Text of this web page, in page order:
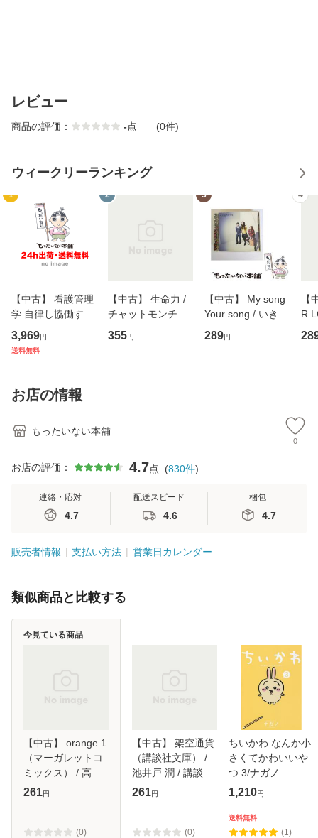
レビュー
商品の評価： -点 (0件)
ウィークリーランキング
1
【中古】 看護管理
学 自律し協働する
専門職の看護マネ
ジメントスキル 改
恵 藤本幸三 / 南江
堂 [単行
3,969円
送料無料
2
【中古】 生命力 /
チャットモンチー /
キューンレコード
[CD]【メール便送
355円
3
【中古】 My song
Your song / いきも
のがかり / [CD]
【メール便送料無
289円
4
【
R
産
お店の情報
もったいない本舗
0
お店の評価： 4.7点 (830件)
連絡・応対
4.7
配送スピード
4.6
梱包
4.7
販売者情報 支払い方法 営業日カレンダー
類似商品と比較する
【中古】 orange 1
（マーガレットコ
ミックス） / 高野
苺 / 集英社 [コミッ
261円
(0)
今見ている商品
【中古】 架空通貨
（講談社文庫） /
池井戸 潤 / 講談社
[文庫]【メール便送
261円
(0)
ちいかわ なんか小
さくてかわいいや
つ 3/ナガノ
1,210円
送料無料
(1)